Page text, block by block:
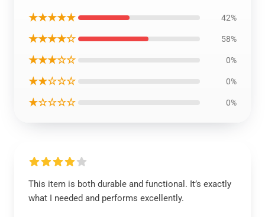
★★★★★ 42%
★★★★☆ 58%
★★★☆☆ 0%
★★☆☆☆ 0%
★☆☆☆☆ 0%
This item is both durable and functional. It’s exactly
what I needed and performs excellently.